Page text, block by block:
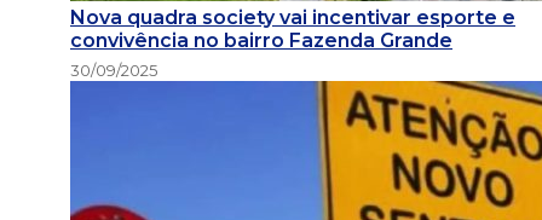
Nova quadra society vai incentivar esporte e
convivência no bairro Fazenda Grande
30/09/2025